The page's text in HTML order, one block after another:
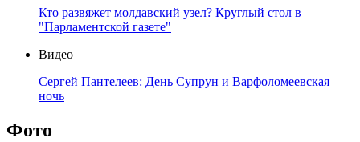
Кто развяжет молдавский узел? Круглый стол в
"Парламентской газете"
Видео
Сергей Пантелеев: День Супрун и Варфоломеевская
ночь
Фото